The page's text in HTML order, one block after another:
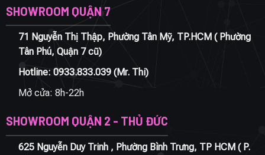
SHOWROOM QUẬN 7
71 Nguyễn Thị Thập, Phường Tân Mỹ, TP.HCM ( Phường
Tân Phú, Quận 7 cũ)
Hotline: 0933.833.039(Mr. Thi)
Mở cửa: 8h-22h
SHOWROOM QUẬN 2 - THỦ ĐỨC
625 Nguyễn Duy Trinh , Phường Bình Trưng, TP HCM ( P.